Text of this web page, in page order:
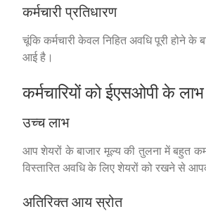
कर्मचारी प्रतिधारण
चूंकि कर्मचारी केवल निहित अवधि पूरी होने
आई है।
कर्मचारियों को ईएसओपी के लाभ
उच्च लाभ
आप शेयरों के बाजार मूल्य की तुलना में बहुत
विस्तारित अवधि के लिए शेयरों को रखने से
अतिरिक्त आय स्रोत